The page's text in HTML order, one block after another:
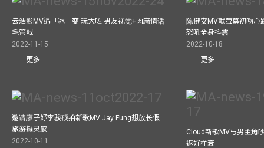
云浩影MV遇「冰」变 玩大咗 男友视觉+肉麻情话
毛管戙
2022-11-15
更多
陈健安MV献萤幕初吻心
怒吼全身抖震
2022-10-18
更多
邀请廖子妤李骏硕拍新歌MV Jay Fung想放长假
旅游攞灵感
2022-10-11
Cloud新歌MV与男主角
返好样衰